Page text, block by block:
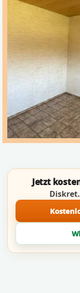
Jetzt